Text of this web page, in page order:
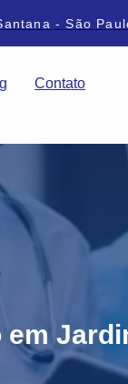
- São
Contato